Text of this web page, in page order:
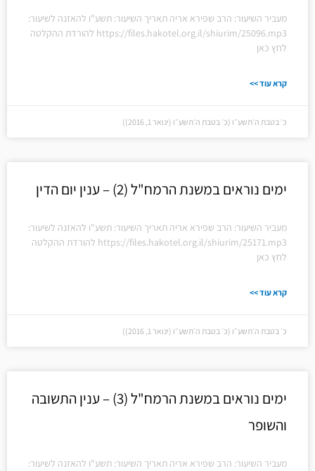
מעביר השיעור: הרב שפירא אריה תאריך השיעור: תשע"ו להאזנה לשיעור:
https://files.hakotel.org.il/shiurim/25096.mp3 להורדת ההקלטה
לחץ כאן
קרא עוד >>
כ׳ בטבת ה׳תשע״ו (כ׳ בטבת ה׳תשע״ו (ינואר 1, 2016))
ימים נוראים במשנת הרמח"ל (2) – ענין יום הדין
מעביר השיעור: הרב שפירא אריה תאריך השיעור: תשע"ו להאזנה לשיעור:
https://files.hakotel.org.il/shiurim/25171.mp3 להורדת ההקלטה
לחץ כאן
קרא עוד >>
כ׳ בטבת ה׳תשע״ו (כ׳ בטבת ה׳תשע״ו (ינואר 1, 2016))
ימים נוראים במשנת הרמח"ל (3) – ענין התשובה
והשופר
מעביר השיעור: הרב שפירא אריה תאריך השיעור: תשע"ו להאזנה לשיעור: